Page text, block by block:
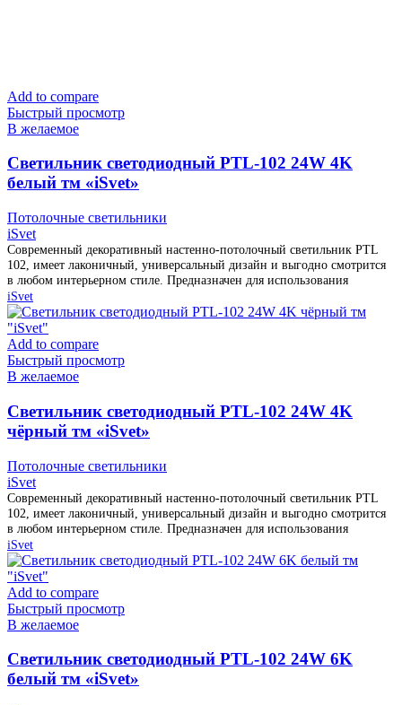
Add to compare
Быстрый просмотр
В желаемое
Cветильник светодиодный PTL-102 24W 4K
белый тм «iSvet»
Потолочные светильники
iSvet
Современный декоративный настенно-потолочный светильник PTL
102, имеет лаконичный, универсальный дизайн и выгодно смотрится
в любом интерьерном стиле. Предназначен для использования
iSvet
Add to compare
Быстрый просмотр
В желаемое
Cветильник светодиодный PTL-102 24W 4K
чёрный тм «iSvet»
Потолочные светильники
iSvet
Современный декоративный настенно-потолочный светильник PTL
102, имеет лаконичный, универсальный дизайн и выгодно смотрится
в любом интерьерном стиле. Предназначен для использования
iSvet
Add to compare
Быстрый просмотр
В желаемое
Cветильник светодиодный PTL-102 24W 6K
белый тм «iSvet»